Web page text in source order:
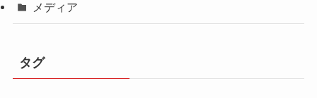
メディア
タグ